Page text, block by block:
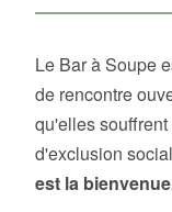
Le Bar à Soupe
de rencontre
qu'elles
d'exclusion
est la